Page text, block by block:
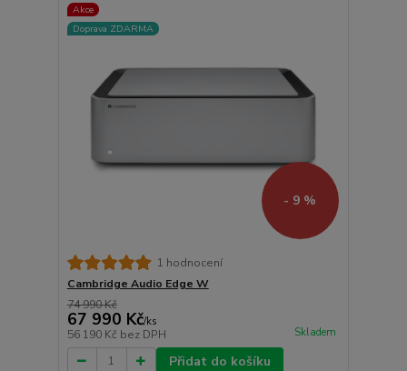
Akce
Doprava ZDARMA
- 9 %
1 hodnocení
Cambridge Audio Edge W
74 990 Kč
67 990 Kč/ks
56 190 Kč bez DPH Skladem
Přidat do košíku